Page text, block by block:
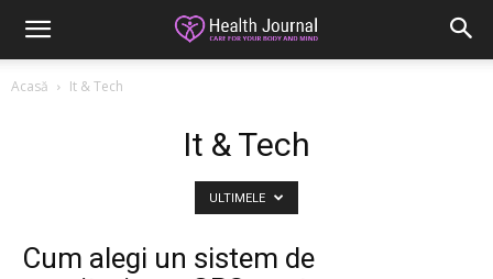
Acasă It & Tech
It & Tech
ULTIMELE
Cum alegi un sistem de